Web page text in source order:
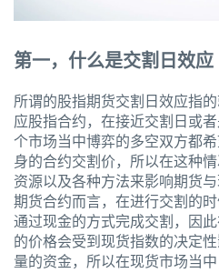
第一，什么是交割日效应
所谓的股指期货交割日效应指
应股指合约，在接近交割日或
个市场当中博弈的多空双方都
身的合约交割价，所以在这种
资源以及各种方法来影响期货
期货合约而言，在进行交割的
通过现金的方式完成交割，因
的价格会受到现货指数的决定
量的资金，所以在现货市场当